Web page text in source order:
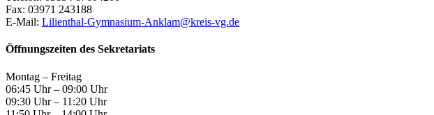
Fax: 03971 243188
E-Mail: Lilienthal-Gymnasium-Anklam@kreis-vg.de
Öffnungszeiten des Sekretariats
Montag – Freitag
06:45 Uhr – 09:00 Uhr
09:30 Uhr – 11:20 Uhr